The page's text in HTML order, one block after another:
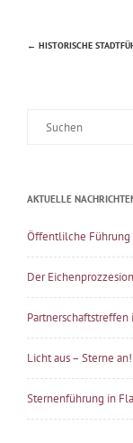
← HISTORISCHE
AKTUELLE
Öffentlilche Führung
Der
Partnerschaftstreffen
Licht aus – Sterne an!
Sternenführung in